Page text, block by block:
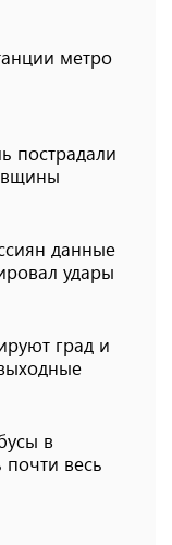
метро
пострадали
данные
удары
град и
в
почти весь